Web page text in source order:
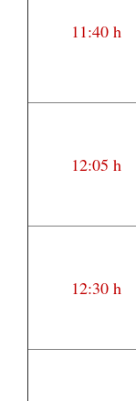
11:40 h
12:05 h
12:30 h